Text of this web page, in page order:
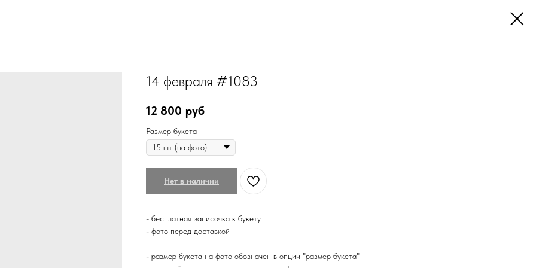
14 февраля #1083
12 800 руб
Размер букета
Нет в наличии
- бесплатная записочка к букету
- фото перед доставкой
- размер букета на фото обозначен в опции "размер букета"